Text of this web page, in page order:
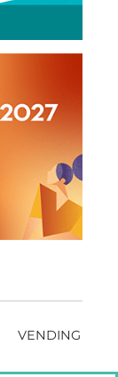
VENDING